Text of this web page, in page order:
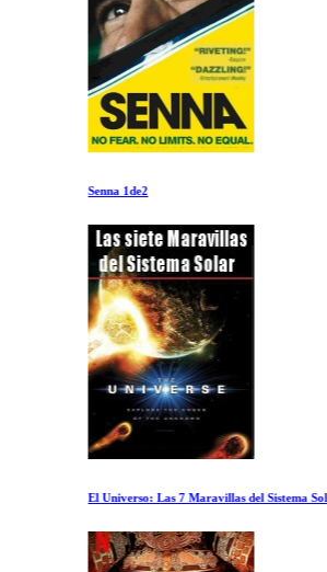
Senna 1de2
El Universo: Las 7 Maravillas del Sistema Solar